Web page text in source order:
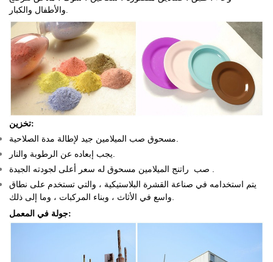
والأطفال والكبار.
تخزين:
صب راتنج الميلامين مسحوق
يتم استخدامه في صناعة القشرة البلاستيكية ، والتي تستخدم على نطاق
واسع في الأثاث ، وبناء المركبات ، وما إلى ذلك.
جولة في المعمل: